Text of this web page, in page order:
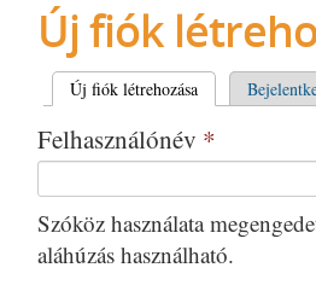
Új fiók
Elsődleges fülek
Új fiók létrehozása(aktív fül)
Felhasználónév *
Szóköz használata
aláhúzás használható.